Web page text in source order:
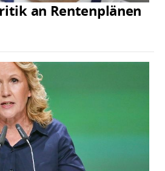
an Rentenplänen